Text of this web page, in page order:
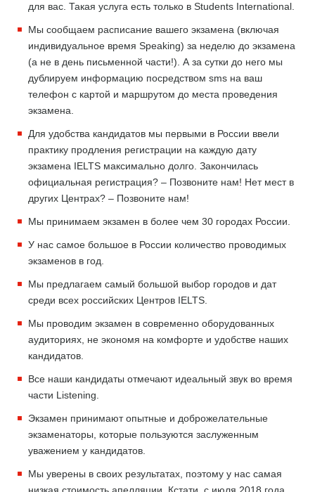
для вас. Такая услуга есть только в Students International.
Мы сообщаем расписание вашего экзамена (включая
индивидуальное время Speaking) за неделю до экзамена
(а не в день письменной части!). А за сутки до него мы
дублируем информацию посредством sms на ваш
телефон с картой и маршрутом до места проведения
экзамена.
Для удобства кандидатов мы первыми в России ввели
практику продления регистрации на каждую дату
экзамена IELTS максимально долго. Закончилась
официальная регистрация? – Позвоните нам! Нет мест в
других Центрах? – Позвоните нам!
Мы принимаем экзамен в более чем 30 городах России.
У нас самое большое в России количество проводимых
экзаменов в год.
Мы предлагаем самый большой выбор городов и дат
среди всех российских Центров IELTS.
Мы проводим экзамен в современно оборудованных
аудиториях, не экономя на комфорте и удобстве наших
кандидатов.
Все наши кандидаты отмечают идеальный звук во время
части Listening.
Экзамен принимают опытные и доброжелательные
экзаменаторы, которые пользуются заслуженным
уважением у кандидатов.
Мы уверены в своих результатах, поэтому у нас самая